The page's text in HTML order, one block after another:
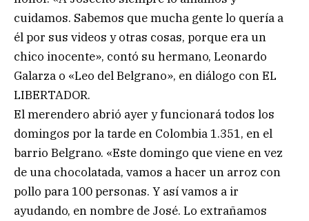
cuidamos. Sabemos que mucha gente lo quería a
él por sus videos y otras cosas, porque era un
chico inocente», contó su hermano, Leonardo
Galarza o «Leo del Belgrano», en diálogo con EL
LIBERTADOR.
El merendero abrió ayer y funcionará todos los
domingos por la tarde en Colombia 1.351, en el
barrio Belgrano. «Este domingo que viene en vez
de una chocolatada, vamos a hacer un arroz con
pollo para 100 personas. Y así vamos a ir
ayudando, en nombre de José. Lo extrañamos